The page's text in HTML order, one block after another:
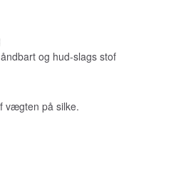
og hud-slags stof
vægten på silke.